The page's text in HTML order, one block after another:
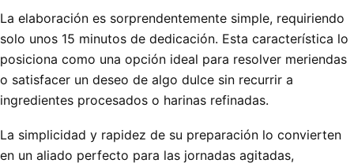
La elaboración es sorprendentemente simple, requiriendo
solo unos 15 minutos de dedicación. Esta característica lo
posiciona como una opción ideal para resolver meriendas
o satisfacer un deseo de algo dulce sin recurrir a
ingredientes procesados o harinas refinadas.
La simplicidad y rapidez de su preparación lo convierten
en un aliado perfecto para las jornadas agitadas,